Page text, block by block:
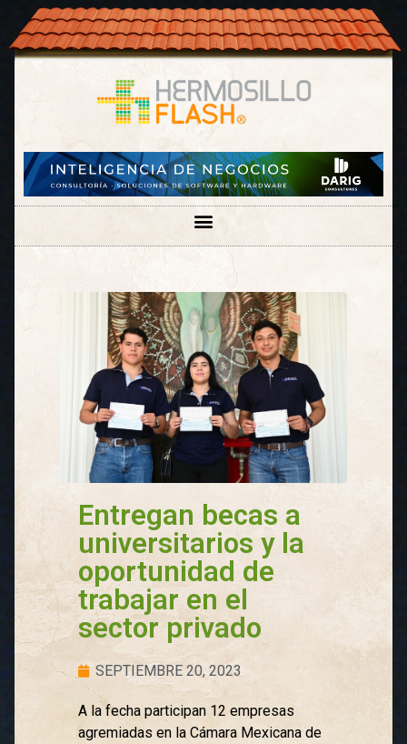
Entregan becas a
universitarios y la
oportunidad de
trabajar en el
sector privado
SEPTIEMBRE 20, 2023
A la fecha participan 12 empresas
agremiadas en la Cámara Mexicana de